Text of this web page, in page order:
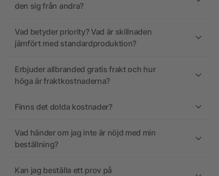
den sig från andra?
Vad betyder priority? Vad är skillnaden
jämfört med standardproduktion?
Erbjuder allbranded gratis frakt och hur
höga är fraktkostnaderna?
Finns det dolda kostnader?
Vad händer om jag inte är nöjd med min
beställning?
Kan jag beställa ett prov på